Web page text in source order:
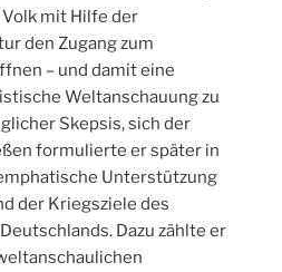
Volk mit Hilfe der
den Zugang zum
– und damit eine
Weltanschauung zu
Skepsis, sich der
formulierte er später in
Unterstützung
der Kriegsziele des
Dazu zählte er